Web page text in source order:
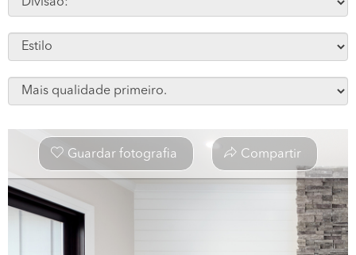
Guardar fotografia Compartir